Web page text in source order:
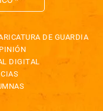
DE GUARDIA
DIGITAL